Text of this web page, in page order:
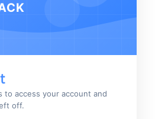
to access your account and
off.